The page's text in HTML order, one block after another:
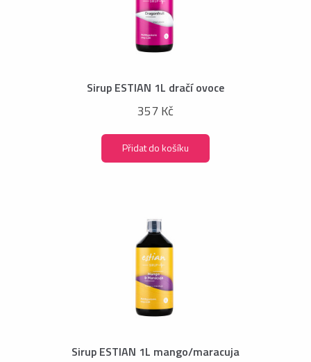
Sirup ESTIAN 1L dračí ovoce
357 Kč
Přidat do košíku
Sirup ESTIAN 1L mango/maracuja